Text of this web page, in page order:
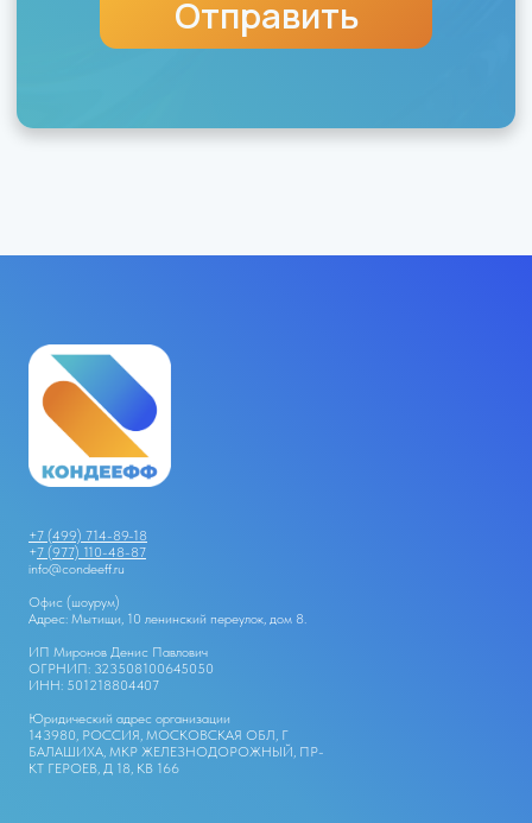
+7 (499) 714-89-18
+7 (977) 110-48-87
info@condeeff.ru
Офис (шоурум)
Адрес: Мытищи, 10 ленинский переулок, дом 8.
ИП Миронов Денис Павлович
ОГРНИП: 323508100645050
ИНН: 501218804407
Юридический адрес организации
143980, РОССИЯ, МОСКОВСКАЯ ОБЛ, Г
БАЛАШИХА, МКР ЖЕЛЕЗНОДОРОЖНЫЙ, ПР-
КТ ГЕРОЕВ, Д 18, КВ 166